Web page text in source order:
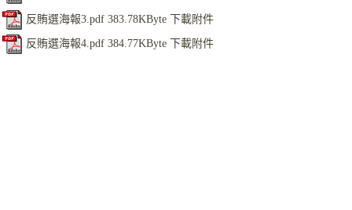
反賄選海報3.pdf 383.78KByte 下載附件
反賄選海報4.pdf 384.77KByte 下載附件